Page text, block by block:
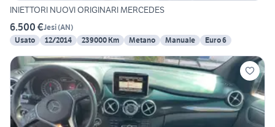
INIETTORI NUOVI ORIGINARI MERCEDES
6.500 €Jesi(AN)
Usato
12/2014 239000 Km Metano Manuale Euro 6